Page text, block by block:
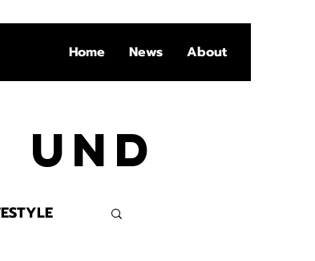
Home News About
und